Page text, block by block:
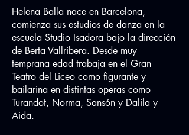
Helena Balla nace en Barcelona,
comienza sus estudios de danza en la
escuela Studio Isadora bajo la dirección
de Berta Vallribera. Desde muy
temprana edad trabaja en el Gran
Teatro del Liceo como figurante y
bailarina en distintas operas como
Turandot, Norma, Sansón y Dalila y
Aida.